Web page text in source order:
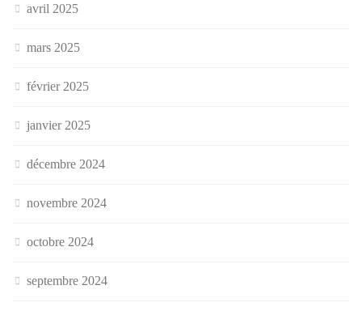
avril 2025
mars 2025
février 2025
janvier 2025
décembre 2024
novembre 2024
octobre 2024
septembre 2024